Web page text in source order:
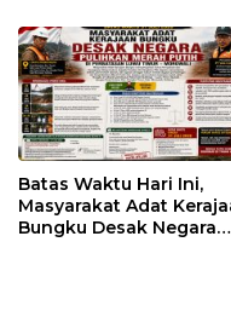
Batas Waktu Hari Ini,
Masyarakat Adat
Bungku Desak Negara